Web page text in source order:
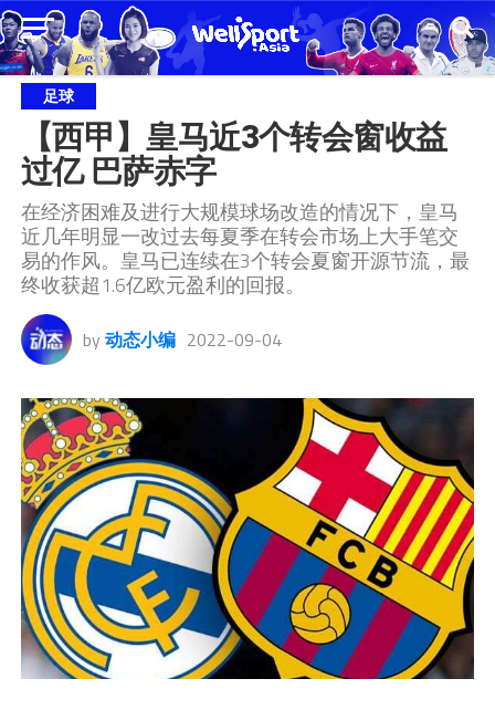
足球
【西甲】皇马近3个转会窗收益
过亿 巴萨赤字
在经济困难及进行大规模球场改造的情况下，皇马
近几年明显一改过去每夏季在转会市场上大手笔交
易的作风。皇马已连续在3个转会夏窗开源节流，最
终收获超1.6亿欧元盈利的回报。
by 动态小编 2022-09-04